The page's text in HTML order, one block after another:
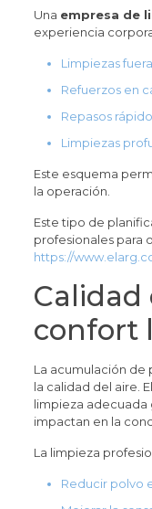
Una empresa de
experiencia
Limpiezas
Refuerzos en
Repasos
Limpiezas
Este esquema
la operación.
Este tipo de
profesionales para
https://
Calidad
confort
La acumulación de
la calidad del aire.
limpieza adecuada
impactan en la
La limpieza
Reducir polvo